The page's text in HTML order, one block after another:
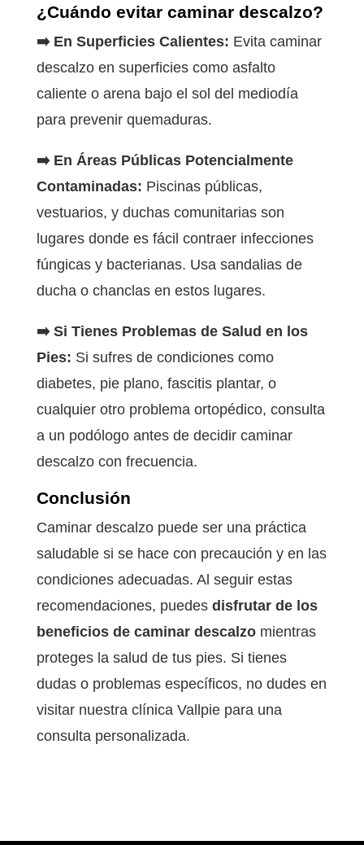
¿Cuándo evitar caminar descalzo?
➡️ En Superficies Calientes: Evita caminar
descalzo en superficies como asfalto
caliente o arena bajo el sol del mediodía
para prevenir quemaduras.
➡️ En Áreas Públicas Potencialmente
Contaminadas: Piscinas públicas,
vestuarios, y duchas comunitarias son
lugares donde es fácil contraer infecciones
fúngicas y bacterianas. Usa sandalias de
ducha o chanclas en estos lugares.
➡️ Si Tienes Problemas de Salud en los
Pies: Si sufres de condiciones como
diabetes, pie plano, fascitis plantar, o
cualquier otro problema ortopédico, consulta
a un podólogo antes de decidir caminar
descalzo con frecuencia.
Conclusión
Caminar descalzo puede ser una práctica
saludable si se hace con precaución y en las
condiciones adecuadas. Al seguir estas
recomendaciones, puedes disfrutar de los
beneficios de caminar descalzomientras
proteges la salud de tus pies. Si tienes
dudas o problemas específicos, no dudes en
visitar nuestra clínica Vallpie para una
consulta personalizada.